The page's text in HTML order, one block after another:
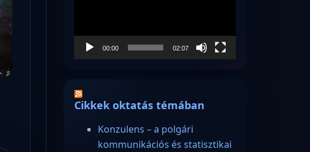
00:00 02:07
Cikkek oktatás témában
Konzulens – a polgári
kommunikációs és statisztikai